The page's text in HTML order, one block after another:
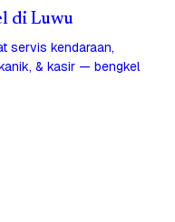
di Luwu
servis kendaraan,
& kasir — bengkel